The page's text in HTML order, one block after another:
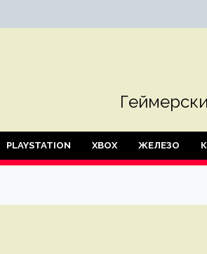
PLAYSTATION XBOX ЖЕЛЕЗО